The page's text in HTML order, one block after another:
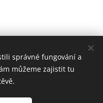
práva vyhrazena.
správné fungování a
můžeme zajistit tu